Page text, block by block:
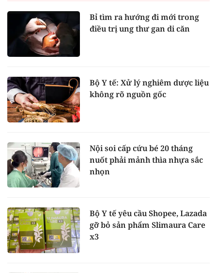
Bỉ tìm ra hướng đi mới trong
điều trị ung thư gan di căn
Bộ Y tế: Xử lý nghiêm dược liệu
không rõ nguồn gốc
Nội soi cấp cứu bé 20 tháng
nuốt phải mảnh thìa nhựa sắc
nhọn
Bộ Y tế yêu cầu Shopee, Lazada
gỡ bỏ sản phẩm Slimaura Care
x3